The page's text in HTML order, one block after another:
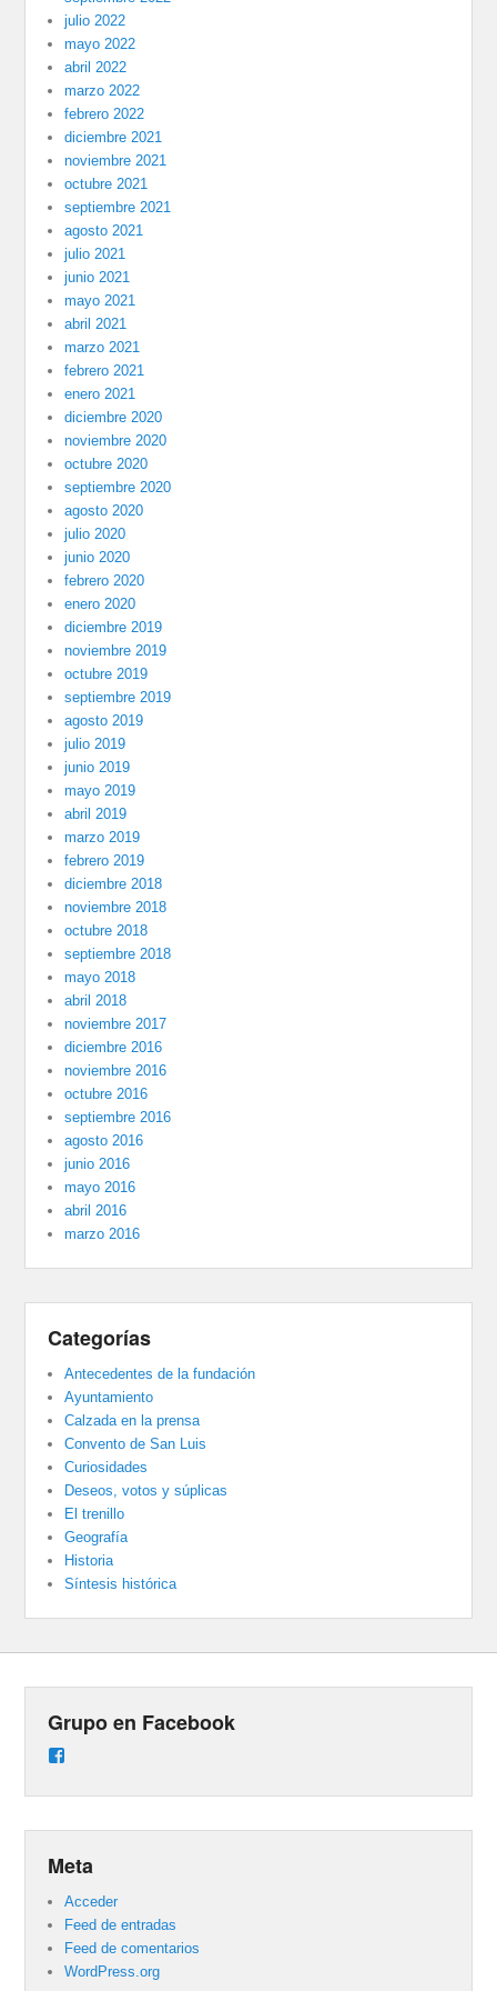
julio 2022
mayo 2022
abril 2022
marzo 2022
febrero 2022
diciembre 2021
noviembre 2021
octubre 2021
septiembre 2021
agosto 2021
julio 2021
junio 2021
mayo 2021
abril 2021
marzo 2021
febrero 2021
enero 2021
diciembre 2020
noviembre 2020
octubre 2020
septiembre 2020
agosto 2020
julio 2020
junio 2020
febrero 2020
enero 2020
diciembre 2019
noviembre 2019
octubre 2019
septiembre 2019
agosto 2019
julio 2019
junio 2019
mayo 2019
abril 2019
marzo 2019
febrero 2019
diciembre 2018
noviembre 2018
octubre 2018
septiembre 2018
mayo 2018
abril 2018
noviembre 2017
diciembre 2016
noviembre 2016
octubre 2016
septiembre 2016
agosto 2016
junio 2016
mayo 2016
abril 2016
marzo 2016
Categorías
Antecedentes de la fundación
Ayuntamiento
Calzada en la prensa
Convento de San Luis
Curiosidades
Deseos, votos y súplicas
El trenillo
Geografía
Historia
Síntesis histórica
Grupo en Facebook
Meta
Acceder
Feed de entradas
Feed de comentarios
WordPress.org